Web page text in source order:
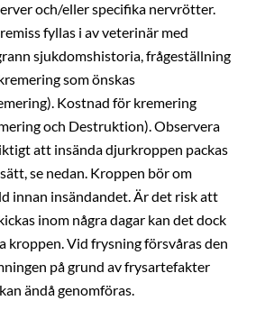
och/eller specifika nervrötter.
fyllas i av veterinär med
sjukdomshistoria, frågeställning
som önskas
Kostnad för kremering
och Destruktion). Observera
att insända djurkroppen packas
se nedan. Kroppen bör om
innan insändandet. Är det risk att
inom några dagar kan det dock
kroppen. Vid frysning försvåras den
på grund av frysartefakter
ändå genomföras.